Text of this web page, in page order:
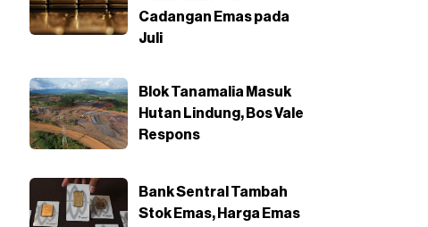
Cadangan Emas pada
Juli
Blok Tanamalia Masuk
Hutan Lindung, Bos Vale
Respons
Bank Sentral Tambah
Stok Emas, Harga Emas